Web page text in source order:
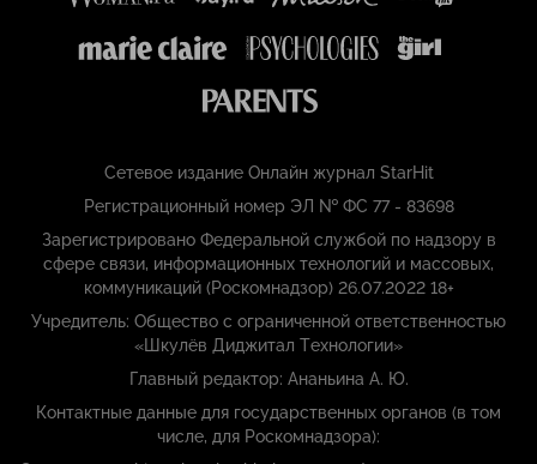
Сетевое издание Онлайн журнал StarHit
Регистрационный номер ЭЛ № ФС 77 - 83698
Зарегистрировано Федеральной службой по надзору в
сфере связи, информационных технологий и массовых,
коммуникаций (Роскомнадзор) 26.07.2022 18+
Учредитель: Общество с ограниченной ответственностью
«Шкулёв Диджитал Технологии»
Главный редактор: Ананьина А. Ю.
Контактные данные для государственных органов (в том
числе, для Роскомнадзора):